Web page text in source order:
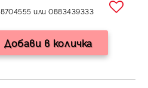
или 0883439333